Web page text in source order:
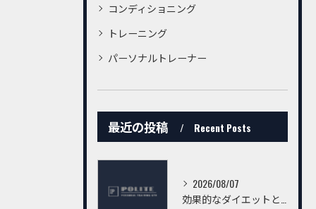
コンディショニング
トレーニング
パーソナルトレーナー
最近の投稿 Recent Posts
2026/08/07